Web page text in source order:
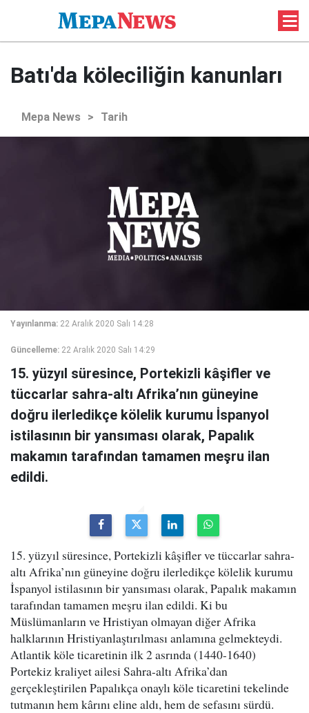
Batı'da köleciliğin kanunları
Mepa News > Tarih
Yayınlanma: 22 Aralık 2020 Salı 14:28
Güncelleme: 22 Aralık 2020 Salı 14:29
15. yüzyıl süresince, Portekizli kâşifler ve
tüccarlar sahra-altı Afrika’nın güneyine
doğru ilerledikçe kölelik kurumu İspanyol
istilasının bir yansıması olarak, Papalık
makamın tarafından tamamen meşru ilan
edildi.
15. yüzyıl süresince, Portekizli kâşifler ve tüccarlar sahra-
altı Afrika’nın güneyine doğru ilerledikçe kölelik kurumu
İspanyol istilasının bir yansıması olarak, Papalık makamın
tarafından tamamen meşru ilan edildi. Ki bu
Müslümanların ve Hristiyan olmayan diğer Afrika
halklarının Hristiyanlaştırılması anlamına gelmekteydi.
Atlantik köle ticaretinin ilk 2 asrında (1440-1640)
Portekiz kraliyet ailesi Sahra-altı Afrika’dan
gerçekleştirilen Papalıkça onaylı köle ticaretini tekelinde
tutmanın hem kârını eline aldı, hem de sefasını sürdü.